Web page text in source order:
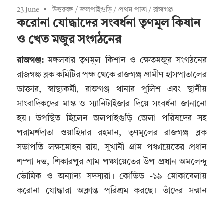
23 June উত্তরবঙ্গ /জলপাইগুড়ি / প্রথম পাতা /রাজগঞ্জ
করোনা যোদ্ধাদের সংবর্ধনা তৃণমূল কিষান
ও খেত মজুর সংগঠনের
রাজগঞ্জ: মঙ্গলবার তৃণমূল কিশান ও ক্ষেতমজুর সংগঠনের
রাজগঞ্জ ব্লক কমিটির পক্ষ থেকে রাজগঞ্জ গ্রামীণ হাসপাতালের
ডাক্তার, স্বাস্থ্যকর্মী, রাজগঞ্জ থানার পুলিশ এবং স্থানীয়
সাংবাদিকদের মাস্ক ও স্যানিটাইজার দিয়ে সংবর্ধনা জানানো
হয়। উপস্থিত ছিলেন জলপাইগুড়ি জেলা পরিষদের সহ
পরামর্শদাতা ওয়াহিদার রহমান, তৃণমূলের রাজগঞ্জ ব্লক
সভাপতি লক্ষমোহন রায়, সুখানী গ্রাম পঞ্চায়েতের প্রধান
শম্পা দত্ত, শিকারপুর গ্রাম পঞ্চায়েতের উপ প্রধান অমলেন্দু
ভৌমিক ও অন্যান্য সদস্যরা। কোভিড -১৯ মোকাবেলায়
করোনা যোদ্ধারা অক্লান্ত পরিশ্রম করছে। তাঁদের সন্মান